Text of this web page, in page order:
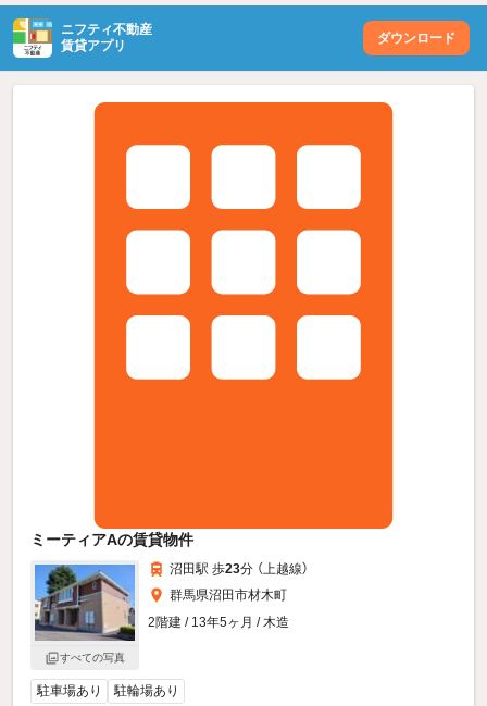
ニフティ不動産
賃貸アプリ
ダウンロード
ミーティアAの賃貸物件
すべての写真
沼田駅 歩23分 （上越線）
群馬県沼田市材木町
2階建 / 13年5ヶ月 / 木造
駐車場あり 駐輪場あり